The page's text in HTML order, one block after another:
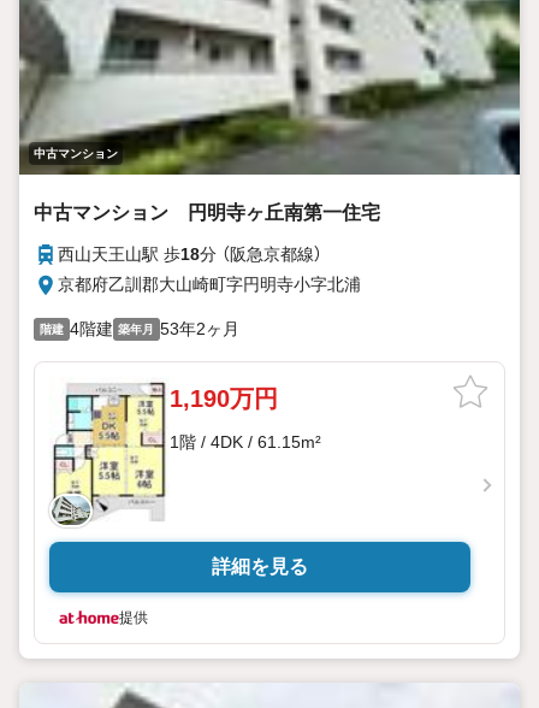
中古マンション
中古マンション 円明寺ヶ丘南第一住宅
西山天王山駅 歩18分 （阪急京都線）
京都府乙訓郡大山崎町字円明寺小字北浦
階建 4階建 築年月 53年2ヶ月
1,190万円
1階 / 4DK / 61.15m²
詳細を見る
提供